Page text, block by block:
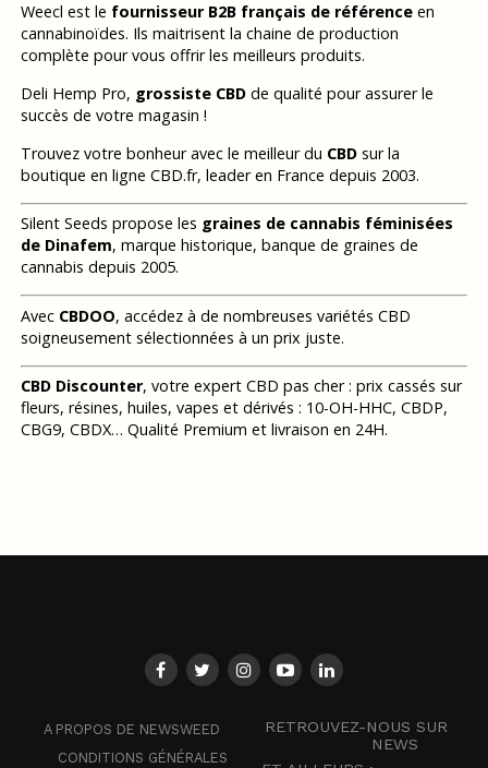
Weecl est le fournisseur B2B français de référenceen
cannabinoïdes. Ils maitrisent la chaine de production
complète pour vous offrir les meilleurs produits.
Deli Hemp Pro, grossiste CBDde qualité pour assurer le
succès de votre magasin !
Trouvez votre bonheur avec le meilleur du CBDsur la
boutique en ligne CBD.fr, leader en France depuis 2003.
Silent Seeds propose les graines de cannabis féminisées
de Dinafem, marque historique, banque de graines de
cannabis depuis 2005.
Avec CBDOO, accédez à de nombreuses variétés CBD
soigneusement sélectionnées à un prix juste.
CBD Discounter, votre expert CBD pas cher : prix cassés sur
fleurs, résines, huiles, vapes et dérivés : 10-OH-HHC, CBDP,
CBG9, CBDX… Qualité Premium et livraison en 24H.
A PROPOS DE NEWSWEED
CONDITIONS GÉNÉRALES
RETROUVEZ-NOUS SUR
NEWS